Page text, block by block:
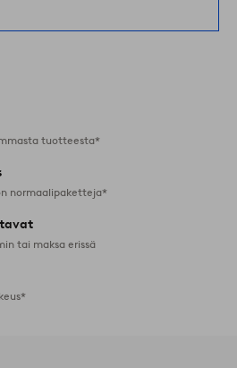
tuotteesta*
normaalipaketteja*
tai maksa erissä